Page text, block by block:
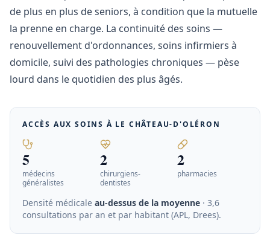
de plus en plus de seniors, à condition que la mutuelle
la prenne en charge. La continuité des soins —
renouvellement d'ordonnances, soins infirmiers à
domicile, suivi des pathologies chroniques — pèse
lourd dans le quotidien des plus âgés.
ACCÈS AUX SOINS À LE CHÂTEAU-D'OLÉRON
5
médecins
généralistes
2
chirurgiens-
dentistes
2
pharmacies
Densité médicale au-dessus de la moyenne · 3,6
consultations par an et par habitant (APL, Drees).